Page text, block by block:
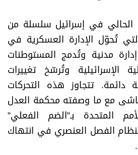
الحالي في إسرائيل سلسلة من
تُحوّل الإدارة العسكرية في
مدنية وتُدمج المستوطنات
الإسرائيلية وتُرسّخ تغييرات
دائمة. تتجاوز هذه التحركات
مع ما وصفته محكمة العدل
المتحدة بـ”الضم الفعلي”
الفصل العنصري في انتهاك